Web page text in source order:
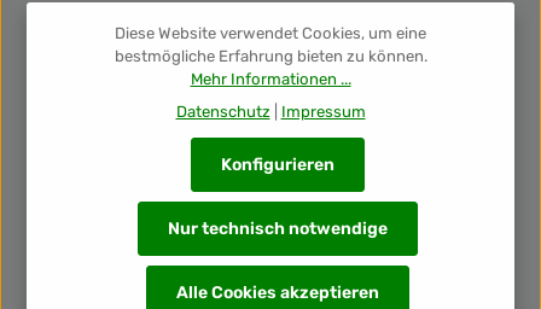
Newsletter
Unsere Auszeichnungen
Diese Website verwendet Cookies, um eine
bestmögliche Erfahrung bieten zu können.
Mehr Informationen ...
Datenschutz| Impressum
Nur technisch notwendige
Konfigurieren
Alle Cookies akzeptieren